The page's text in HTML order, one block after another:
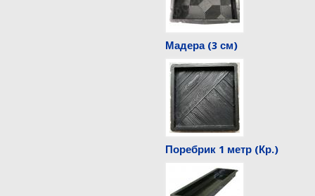
Мадера (3 см)
Поребрик 1 метр (Кр.)